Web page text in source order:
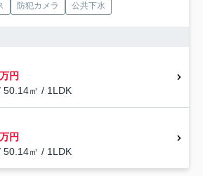
防犯カメラ 公共下水
円
50.14㎡ / 1LDK
円
50.14㎡ / 1LDK